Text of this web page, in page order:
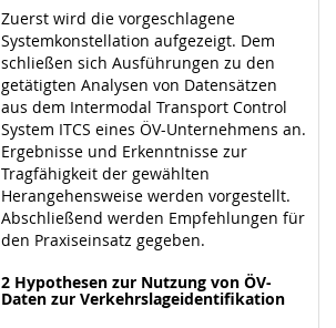
Zuerst wird die vorgeschlagene
Systemkonstellation aufgezeigt. Dem
schließen sich Ausführungen zu den
getätigten Analysen von Datensätzen
aus dem Intermodal Transport Control
System ITCS eines ÖV-Unternehmens an.
Ergebnisse und Erkenntnisse zur
Tragfähigkeit der gewählten
Herangehensweise werden vorgestellt.
Abschließend werden Empfehlungen für
den Praxiseinsatz gegeben.
2 Hypothesen zur Nutzung von ÖV-
Daten zur Verkehrslageidentifikation